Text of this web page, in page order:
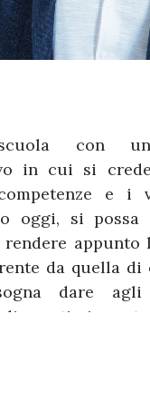
con un
in cui si
e i
oggi, si
appunto
da quella di
dare
di sentirsi